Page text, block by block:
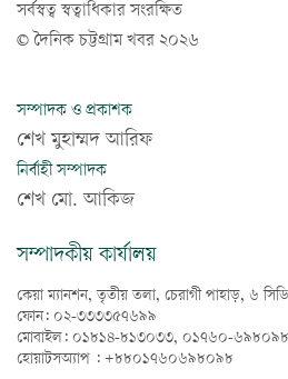
সর্বস্বত্ব স্বত্বাধিকার সংরক্ষিত
© দৈনিক চট্টগ্রাম খবর ২০২৬
সম্পাদক ও প্রকাশক
শেখ মুহাম্মদ আরিফ
নির্বাহী সম্পাদক
শেখ মো. আকিজ
সম্পাদকীয় কার্যালয়
কেয়া ম্যানশন, তৃতীয় তলা, চেরাগী পাহাড়, ৬
ফোন: ০২-৩৩৩৩৫৭৬৯৯
মোবাইল: ০১৮১৪-৮১৩০৩৩, ০১৭৬০-৬৯৮০৯৮
হোয়াটসঅ্যাপ : +৮৮০১৭৬০৬৯৮০৯৮